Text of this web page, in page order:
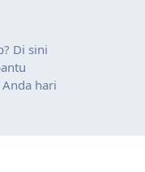
Di sini
hari